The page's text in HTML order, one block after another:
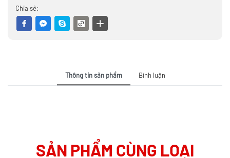
Chia sẻ:
Thông tin sản phẩm Bình luận
SẢN PHẨM CÙNG LOẠI